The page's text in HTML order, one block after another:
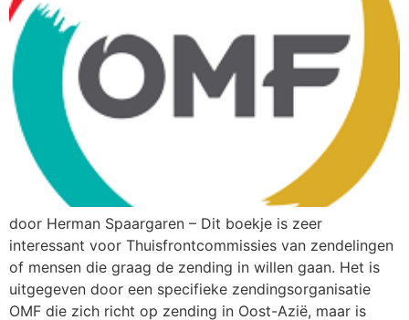
door Herman Spaargaren – Dit boekje is zeer
interessant voor Thuisfrontcommissies van zendelingen
of mensen die graag de zending in willen gaan. Het is
uitgegeven door een specifieke zendingsorganisatie
OMF die zich richt op zending in Oost-Azië, maar is